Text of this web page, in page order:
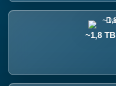
~1,8 TB